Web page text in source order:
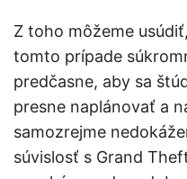
Z toho môžeme
tomto prípade
predčasne, aby sa
presne naplánovať a
samozrejme
súvislosť s Grand